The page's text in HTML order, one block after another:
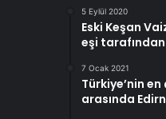
5 Eylül 2020
Eski Keşan
eşi
7 Ocak 2021
Türkiye’nin
arasında